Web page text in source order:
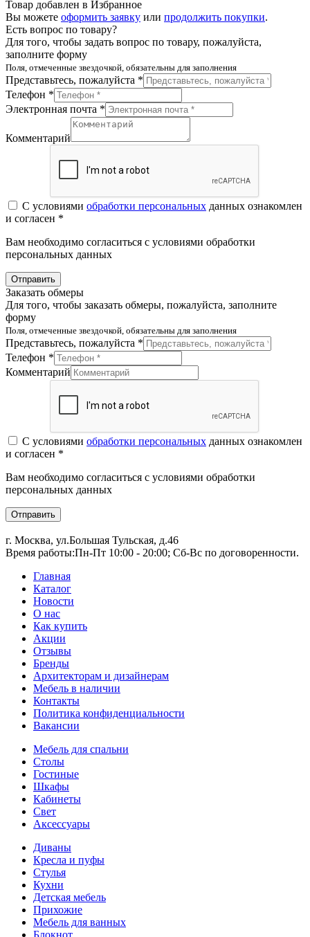
Товар добавлен в Избранное
Вы можете оформить заявку или продолжить покупки.
Есть вопрос по товару?
Для того, чтобы задать вопрос по товару, пожалуйста,
заполните форму
Поля, отмеченные звездочкой, обязательны для заполнения
Представьтесь, пожалуйста *
Телефон *
Электронная почта *
Комментарий
С условиями обработки персональных данных ознакомлен
и согласен *
Вам необходимо согласиться с условиями обработки
персональных данных
Отправить
Заказать обмеры
Для того, чтобы заказать обмеры, пожалуйста, заполните
форму
Поля, отмеченные звездочкой, обязательны для заполнения
Представьтесь, пожалуйста *
Телефон *
Комментарий
С условиями обработки персональных данных ознакомлен
и согласен *
Вам необходимо согласиться с условиями обработки
персональных данных
Отправить
г. Москва, ул.Большая Тульская, д.46
Время работы:Пн-Пт 10:00 - 20:00; Сб-Вс по договоренности.
Главная
Каталог
Новости
О нас
Как купить
Акции
Отзывы
Бренды
Архитекторам и дизайнерам
Мебель в наличии
Контакты
Политика конфиденциальности
Вакансии
Мебель для спальни
Столы
Гостиные
Шкафы
Кабинеты
Свет
Аксессуары
Диваны
Кресла и пуфы
Стулья
Кухни
Детская мебель
Прихожие
Мебель для ванных
Блокнот